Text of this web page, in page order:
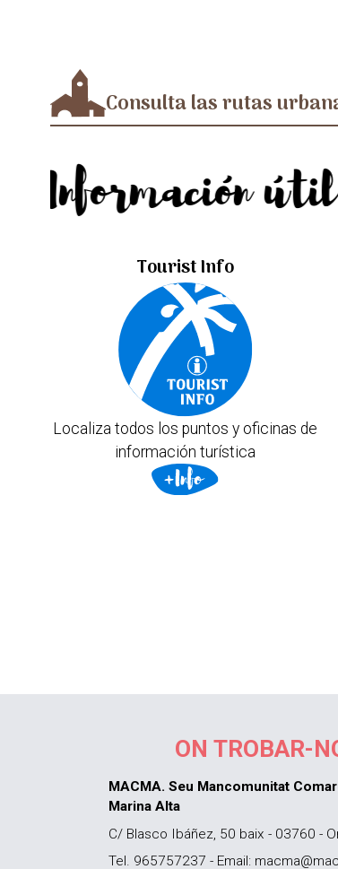
Consulta las rutas
Información
Tourist Info
Localiza todos los puntos y oficinas de
información turística
ON TROBAR-
MACMA. Seu Mancomunitat
Marina Alta
C/ Blasco Ibáñez, 50 baix - 03760 -
Tel. 965757237 - Email: